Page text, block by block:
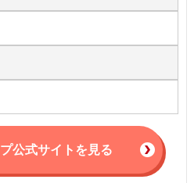
公式サイトを見る